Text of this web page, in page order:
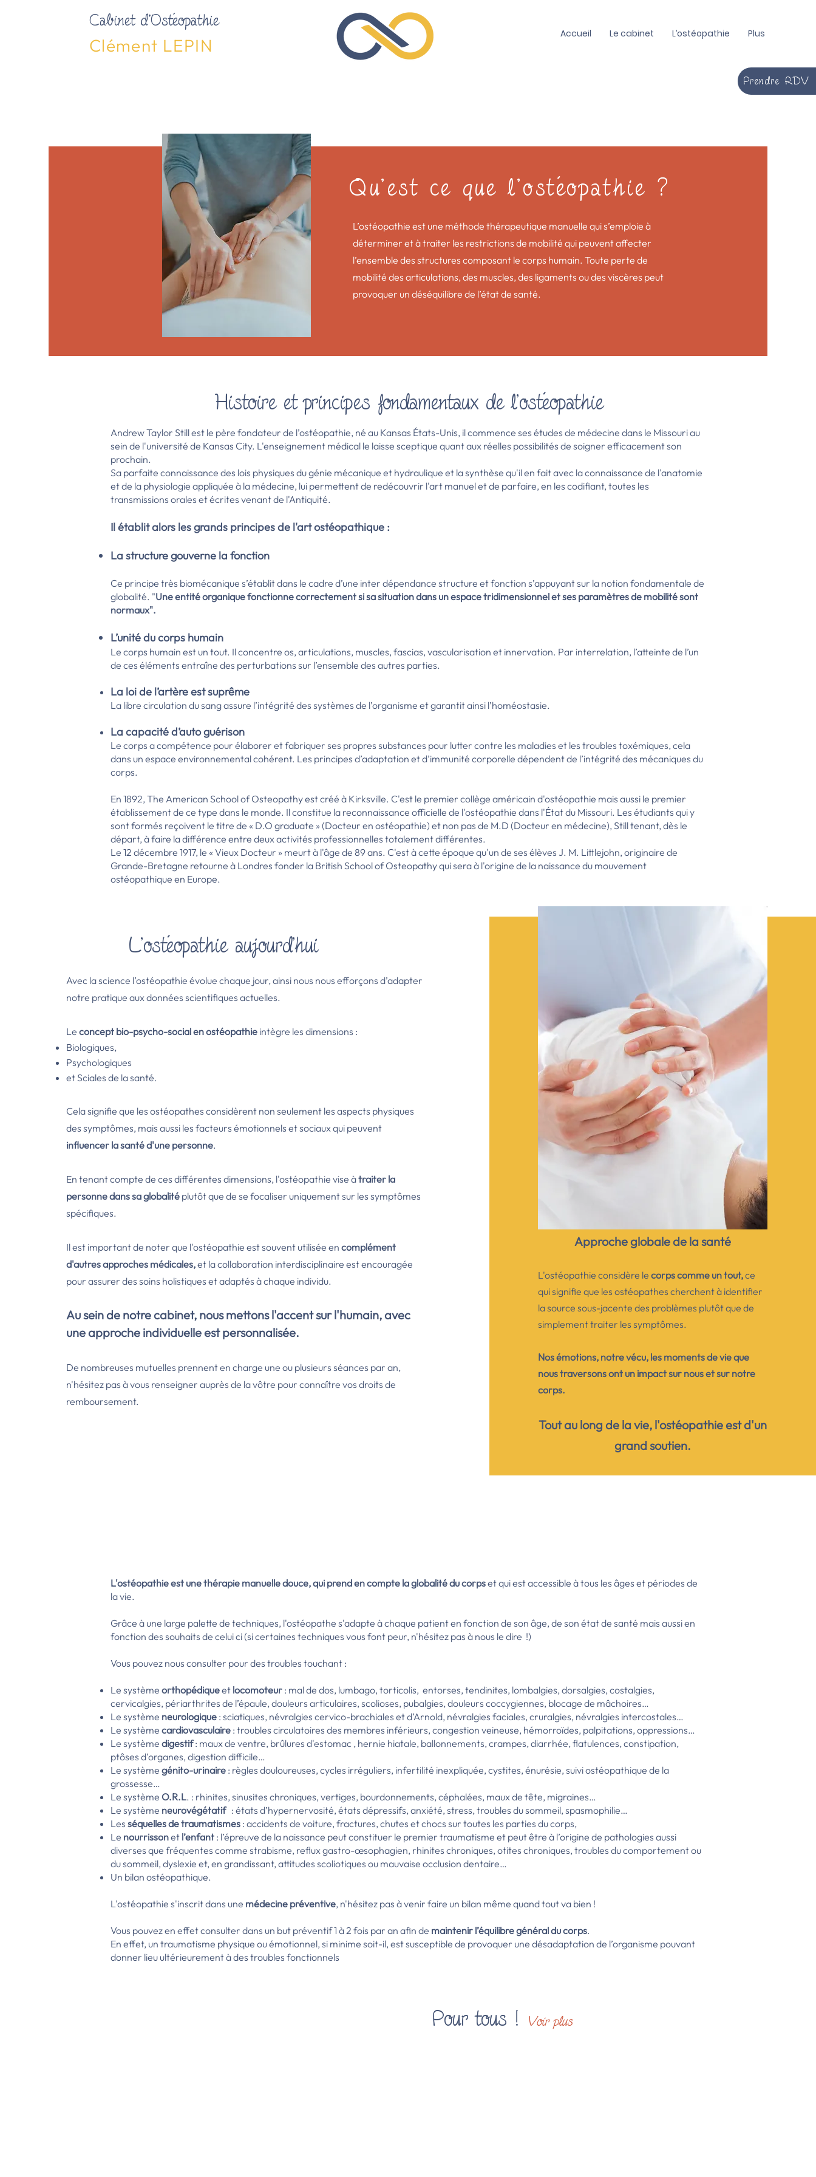
Prendre RDV
Cabinet d'Ostéopathie
Clément LEPIN
Accueil Le cabinet L’ostéopathie Plus
Qu'est ce que l'ostéopathie ?
L’ostéopathie est une méthode thérapeutique manuelle qui s’emploie à
déterminer et à traiter les restrictions de mobilité qui peuvent affecter
l’ensemble des structures composant le corps humain. Toute perte de
mobilité des articulations, des muscles, des ligaments ou des viscères peut
provoquer un déséquilibre de l’état de santé.
Histoire et principes fondamentaux de l'ostéopathie
Andrew Taylor Still est le père fondateur de l’ostéopathie, né au Kansas États-Unis, il commence ses études de médecine dans le Missouri au
sein de l'université de Kansas City. L'enseignement médical le laisse sceptique quant aux réelles possibilités de soigner efficacement son
prochain.
Sa parfaite connaissance des lois physiques du génie mécanique et hydraulique et la synthèse qu'il en fait avec la connaissance de l'anatomie
et de la physiologie appliquée à la médecine, lui permettent de redécouvrir l'art manuel et de parfaire, en les codifiant, toutes les
transmissions orales et écrites venant de l'Antiquité.
Il établit alors les grands principes de l'art ostéopathique :
La structure gouverne la fonction
Ce principe très biomécanique s’établit dans le cadre d’une inter dépendance structure et fonction s’appuyant sur la notion fondamentale de
globalité. "Une entité organique fonctionne correctement si sa situation dans un espace tridimensionnelet ses paramètres de mobilité sont
normaux".
L’unité du corps humain
Le corps humain est un tout. Il concentre os, articulations, muscles, fascias, vascularisation et innervation. Par interrelation, l’atteinte de l’un
de ces éléments entraîne des perturbations sur l’ensemble des autres parties.
La loi de l’artère est suprême
La libre circulation du sang assure l’intégrité des systèmes de l’organisme et garantit ainsi l’homéostasie.
La capacité d’auto guérison
Le corps a compétence pour élaborer et fabriquer ses propres substances pour lutter contre les maladies et les troubles toxémiques, cela
dans un espace environnemental cohérent. Les principes d’adaptation et d’immunité corporelle dépendent de l’intégrité des mécaniques du
corps.
En 1892, The American School of Osteopathy est créé à Kirksville. C'est le premier collège américain d'ostéopathie mais aussi le premier
établissement de ce type dans le monde. Il constitue la reconnaissance officielle de l'ostéopathie dans l'État du Missouri. Les étudiants qui y
sont formés reçoivent le titre de « D.O graduate » (Docteur en ostéopathie) et non pas de M.D (Docteur en médecine), Still tenant, dès le
départ, à faire la différence entre deux activités professionnelles totalement différentes.
Le 12 décembre 1917, le « Vieux Docteur » meurt à l'âge de 89 ans. C'est à cette époque qu'un de ses élèves J. M. Littlejohn, originaire de
Grande-Bretagne retourne à Londres fonder la British School of Osteopathy qui sera à l'origine de la naissance du mouvement
ostéopathique en Europe.
L'ostéopathie aujourd'hui
Avec la science l’ostéopathie évolue chaque jour, ainsi nous nous efforçons d’adapter
notre pratique aux données scientifiques actuelles.
Leconcept bio-psycho-social en ostéopathie intègre les dimensions :
Biologiques,
Psychologiques
et Sciales de la santé.
Cela signifie que les ostéopathes considèrent non seulement les aspects physiques
des symptômes, mais aussi les facteurs émotionnels et sociaux qui peuvent
influencer la santé d'une personne.
En tenant compte de ces différentes dimensions, l'ostéopathie vise àtraiter la
personne dans sa globalité plutôt que de se focaliser uniquement sur les symptômes
spécifiques.
Il est important de noter que l'ostéopathie est souvent utilisée en complément
d'autres approches médicales,et la collaboration interdisciplinaire est encouragée
pour assurer des soins holistiques et adaptés à chaque individu.
Au sein de notre cabinet, nous mettons l'accent sur l'humain, avec
une approche individuelle est personnalisée.
De nombreuses mutuelles prennent en charge une ou plusieurs séances par an,
n'hésitez pas à vous renseigner auprès de la vôtre pour connaître vos droits de
remboursement.
Approche globale de la santé
L'ostéopathie considère le corps comme un tout,ce
qui signifie que les ostéopathes cherchent à identifier
la source sous-jacente des problèmes plutôt que de
simplement traiter les symptômes.
Nos émotions, notre vécu, les moments de vie que
nous traversons ont un impact sur nous et sur notre
corps.
Tout au long de la vie, l'ostéopathie est d'un
grand soutien.
L'ostéopathie est une thérapie manuelle douce, qui prend en compte la globalité du corpset qui est accessible à tous les âges et périodes de
la vie.
Grâce à une large palette de techniques, l'ostéopathe s'adapte à chaque patient en fonction de son âge, de son état de santé mais aussi en
fonction des souhaits de celui ci (si certaines techniques vous font peur, n'hésitez pas à nous le dire !)
Vous pouvez nous consulter pour des troubles touchant :
Le système orthopédiqueet locomoteur : mal de dos, lumbago, torticolis, entorses, tendinites, lombalgies, dorsalgies, costalgies,
cervicalgies, périarthrites de l’épaule, douleurs articulaires, scolioses, pubalgies, douleurs coccygiennes, blocage de mâchoires…
Le système neurologique : sciatiques, névralgies cervico-brachiales et d’Arnold, névralgies faciales, cruralgies, névralgies intercostales…
Le système cardiovasculaire : troubles circulatoires des membres inférieurs, congestion veineuse, hémorroïdes, palpitations, oppressions…
Le système digestif: maux de ventre, brûlures d'estomac , hernie hiatale, ballonnements, crampes, diarrhée, flatulences, constipation,
ptôses d’organes, digestion difficile…
Le système génito-urinaire : règles douloureuses, cycles irréguliers, infertilité inexpliquée, cystites, énurésie, suivi ostéopathique de la
grossesse…
Le système O.R.L. : rhinites, sinusites chroniques, vertiges, bourdonnements, céphalées, maux de tête, migraines…
Le système neurovégétatif: états d’hypernervosité, états dépressifs, anxiété, stress, troubles du sommeil, spasmophilie…
Les séquelles de traumatismes : accidents de voiture, fractures, chutes et chocs sur toutes les parties du corps,
Le nourrissonet l’enfant : l’épreuve de la naissance peut constituer le premier traumatisme et peut être à l’origine de pathologies aussi
diverses que fréquentes comme strabisme, reflux gastro-œsophagien, rhinites chroniques, otites chroniques, troubles du comportement ou
du sommeil, dyslexie et, en grandissant, attitudes scoliotiques ou mauvaise occlusion dentaire…
Un bilan ostéopathique.
L'ostéopathie s'inscrit dans une médecine préventive, n'hésitez pas à venir faire un bilan même quand tout va bien !
Vous pouvez en effet consulter dans un but préventif 1 à 2 fois par an afin de maintenir l’équilibre général du corps.
En effet, un traumatisme physique ou émotionnel, si minime soit-il, est susceptible de provoquer une désadaptation de l’organisme pouvant
donner lieu ultérieurement à des troubles fonctionnels
Pour tous ! Voir plus